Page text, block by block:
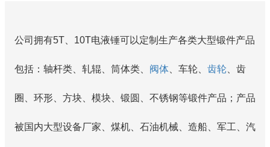
公司拥有5T、10T电液锤可以定制生产各类大型锻件产品
包括：轴杆类、轧辊、筒体类、 阀体 、车轮、 齿轮 、齿
圈、环形、方块、模块、锻圆、不锈钢等锻件产品；产品
被国内大型设备厂家、煤机、石油机械、造船、军工、汽